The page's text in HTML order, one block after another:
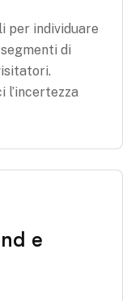
per individuare
di
l’incertezza
e